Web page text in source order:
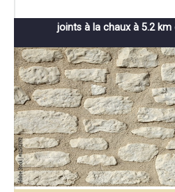
joints à la chaux à 5.2 km